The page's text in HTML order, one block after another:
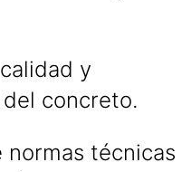
y
concreto.
técnicas